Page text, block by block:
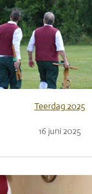
Teerdag 2025
16 juni 2025